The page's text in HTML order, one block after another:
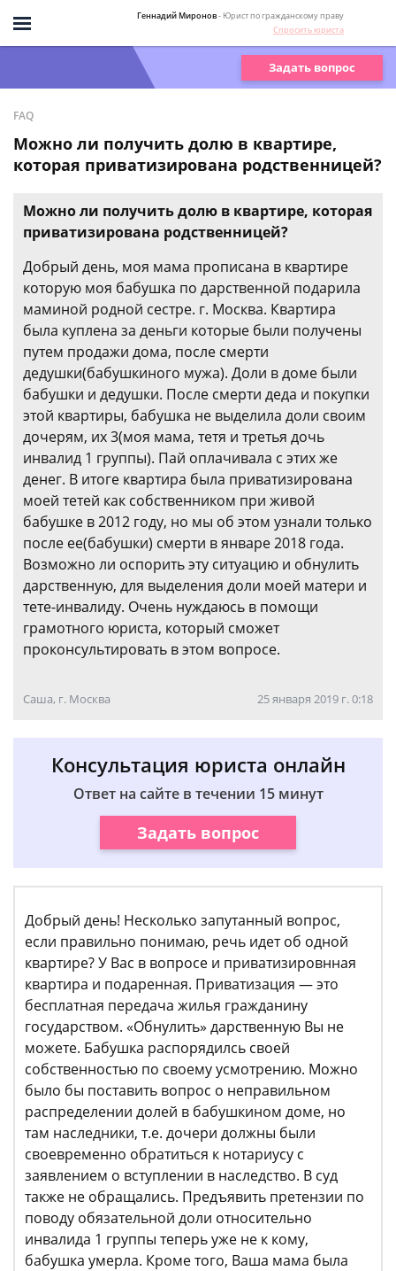
Геннадий Миронов- Юрист по гражданскому праву
Спросить юриста
Задать вопрос
FAQ
Можно ли получить долю в квартире,
которая приватизирована родственницей?
Можно ли получить долю в квартире, которая
приватизирована родственницей?
Добрый день, моя мама прописана в квартире
которую моя бабушка по дарственной подарила
маминой родной сестре. г. Москва. Квартира
была куплена за деньги которые были получены
путем продажи дома, после смерти
дедушки(бабушкиного мужа). Доли в доме были
бабушки и дедушки. После смерти деда и покупки
этой квартиры, бабушка не выделила доли своим
дочерям, их 3(моя мама, тетя и третья дочь
инвалид 1 группы). Пай оплачивала с этих же
денег. В итоге квартира была приватизирована
моей тетей как собственником при живой
бабушке в 2012 году, но мы об этом узнали только
после ее(бабушки) смерти в январе 2018 года.
Возможно ли оспорить эту ситуацию и обнулить
дарственную, для выделения доли моей матери и
тете-инвалиду. Очень нуждаюсь в помощи
грамотного юриста, который сможет
проконсультировать в этом вопросе.
Cаша, г. Москва 25 января 2019 г. 0:18
Консультация юриста онлайн
Ответ на сайте в течении 15 минут
Задать вопрос
Добрый день! Несколько запутанный вопрос,
если правильно понимаю, речь идет об одной
квартире? У Вас в вопросе и приватизировнная
квартира и подаренная. Приватизация — это
бесплатная передача жилья гражданину
государством. «Обнулить» дарственную Вы не
можете. Бабушка распорядилсь своей
собственностью по своему усмотрению. Можно
было бы поставить вопрос о неправильном
распределении долей в бабушкином доме, но
там наследники, т.е. дочери должны были
своевременно обратиться к нотариусу с
заявлением о вступлении в наследство. В суд
также не обращались. Предъявить претензии по
поводу обязательной доли относительно
инвалида 1 группы теперь уже не к кому,
бабушка умерла. Кроме того, Ваша мама была